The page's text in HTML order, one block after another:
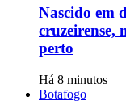
Nascido em
cruzeirense,
perto
Há 8 minutos
Botafogo